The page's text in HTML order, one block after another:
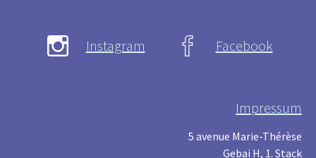
Instagram Facebook
Impressum
5 avenue Marie-Thérèse
Gebai H, 1. Stack